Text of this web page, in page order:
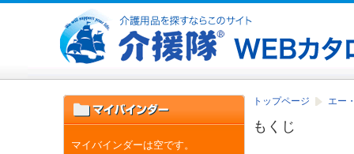
トップページ エー
もくじ
マイバインダーは空です。